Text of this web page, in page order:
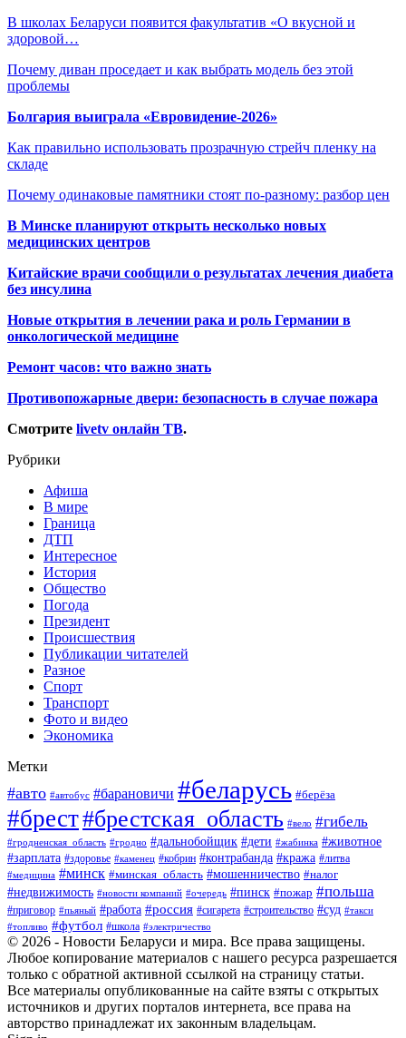
В школах Беларуси появится факультатив «О вкусной и
здоровой…
Почему диван проседает и как выбрать модель без этой
проблемы
Болгария выиграла «Евровидение-2026»
Как правильно использовать прозрачную стрейч пленку на
складе
Почему одинаковые памятники стоят по-разному: разбор цен
В Минске планируют открыть несколько новых
медицинских центров
Китайские врачи сообщили о результатах лечения диабета
без инсулина
Новые открытия в лечении рака и роль Германии в
онкологической медицине
Ремонт часов: что важно знать
Противопожарные двери: безопасность в случае пожара
Смотрите livetv онлайн ТВ.
Рубрики
Афиша
В мире
Граница
ДТП
Интересное
История
Общество
Погода
Президент
Происшествия
Публикации читателей
Разное
Спорт
Транспорт
Фото и видео
Экономика
Метки
#авто #автобус #барановичи #беларусь #берёза
#брест#брестская_область #вело #гибель
#гродненская_область #гродно #дальнобойщик #дети #жабинка #животное
#зарплата #здоровье #каменец #кобрин #контрабанда #кража #литва
#медицина #минск #минская_область #мошенничество #налог
#недвижимость #новости компаний #очередь #пинск #пожар #польша
#приговор #пьяный #работа #россия #сигарета #строительство #суд #такси
#топливо #футбол #школа #электричество
© 2026 - Новости Беларуси и мира. Все права защищены.
Любое копирование материалов с нашего ресурса разрешается
только с обратной активной ссылкой на страницу статьи.
Все материалы опубликованные на сайте взяты с открытых
источников и других порталов интернета, все права на
авторство принадлежат их законным владельцам.